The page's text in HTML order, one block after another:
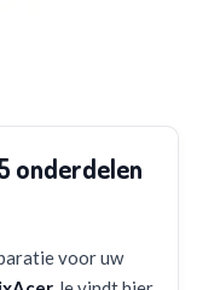
onderdelen
voor uw